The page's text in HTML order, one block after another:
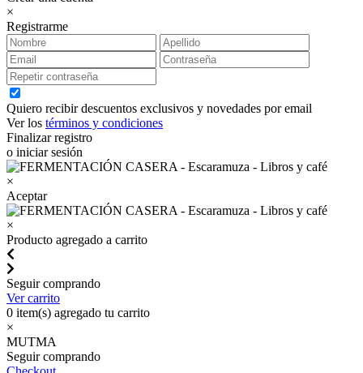
×
Registrarme
Quiero recibir descuentos exclusivos y novedades por email
Ver los términos y condiciones
Finalizar registro
o iniciar sesión
×
Aceptar
×
Producto agregado a carrito
Seguir comprando
Ver carrito
0 item(s) agregado tu carrito
×
MUTMA
Seguir comprando